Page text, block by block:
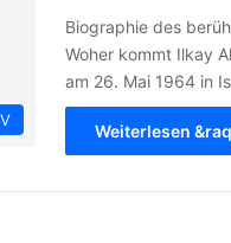
Biographie des
Woher kommt Ilkay
am 26. Mai 1964 in
Weiterlesen